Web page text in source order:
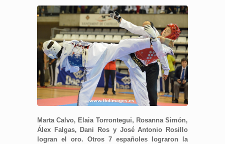
Marta Calvo, Elaia Torrontegui, Rosanna Simón,
Álex Falgas, Dani Ros y José Antonio Rosillo
logran el oro. Otros 7 españoles lograron la